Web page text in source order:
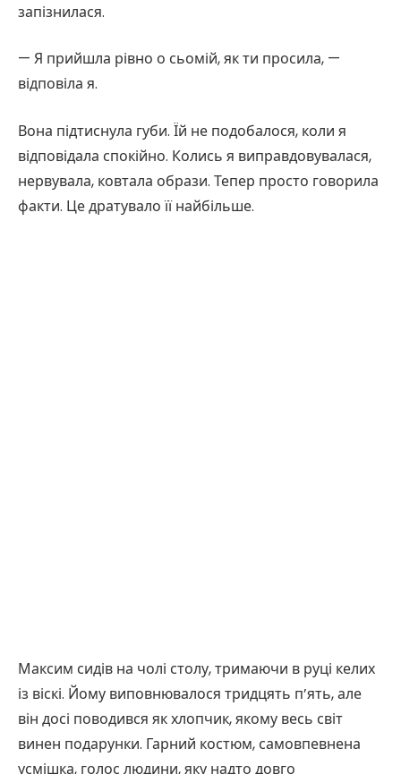
запізнилася.
— Я прийшла рівно о сьомій, як ти просила, —
відповіла я.
Вона підтиснула губи. Їй не подобалося, коли я
відповідала спокійно. Колись я виправдовувалася,
нервувала, ковтала образи. Тепер просто говорила
факти. Це дратувало її найбільше.
Максим сидів на чолі столу, тримаючи в руці келих
із віскі. Йому виповнювалося тридцять п’ять, але
він досі поводився як хлопчик, якому весь світ
винен подарунки. Гарний костюм, самовпевнена
усмішка, голос людини, яку надто довго